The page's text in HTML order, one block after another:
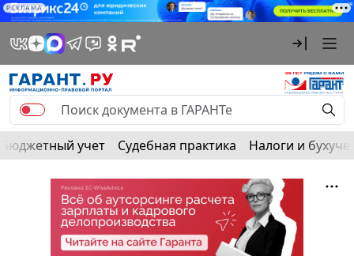
РЕКЛАМА
Бюджетный учет Судебная практика Налоги и